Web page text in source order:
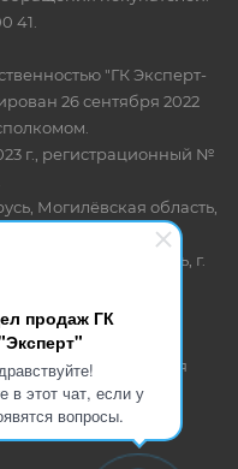
продаж ГК
в этот чат, если у
вопросы.
41.
"ГК Эксперт-
26 сентября 2022
г., регистрационный №
Могилёвская область,
85 пом 7
Могилёвская область, г.
85
СБ-ВС - выходной
- оптово-розничная
расходными